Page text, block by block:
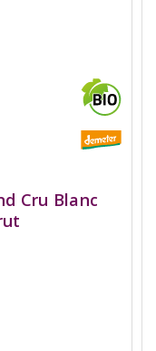
Cru Blanc